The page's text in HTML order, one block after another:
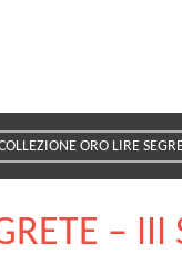
ORO LIRE
– III